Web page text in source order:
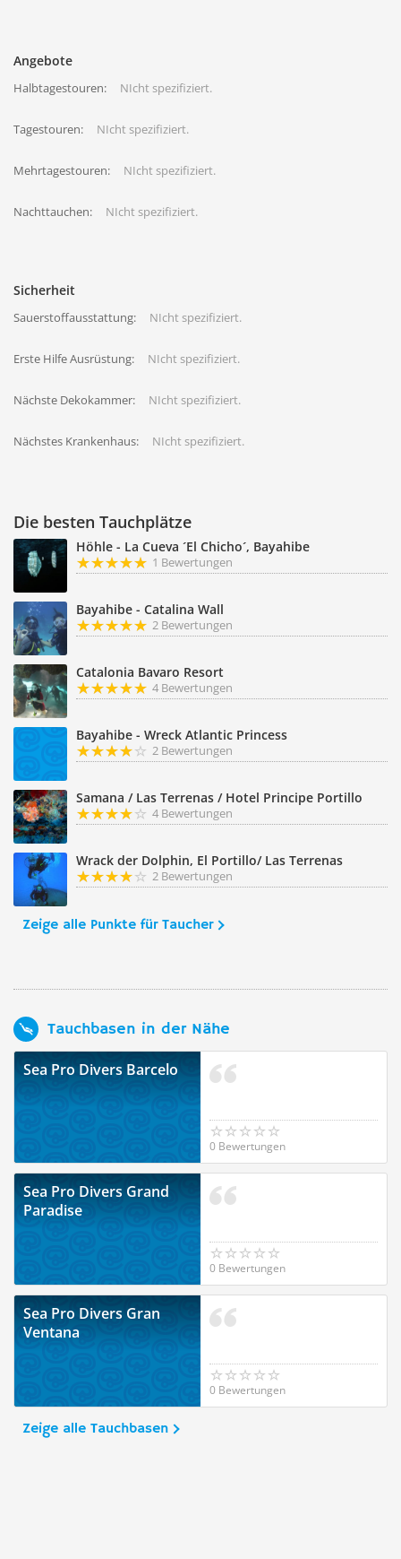
Angebote
Halbtagestouren: NIcht spezifiziert.
Tagestouren: NIcht spezifiziert.
Mehrtagestouren: NIcht spezifiziert.
Nachttauchen: NIcht spezifiziert.
Sicherheit
Sauerstoffausstattung: NIcht spezifiziert.
Erste Hilfe Ausrüstung: NIcht spezifiziert.
Nächste Dekokammer: NIcht spezifiziert.
Nächstes Krankenhaus: NIcht spezifiziert.
Die besten Tauchplätze
Höhle - La Cueva ´El Chicho´, Bayahibe
1 Bewertungen
Bayahibe - Catalina Wall
2 Bewertungen
Catalonia Bavaro Resort
4 Bewertungen
Bayahibe - Wreck Atlantic Princess
2 Bewertungen
Samana / Las Terrenas / Hotel Principe Portillo
4 Bewertungen
Wrack der Dolphin, El Portillo/ Las Terrenas
2 Bewertungen
Zeige alle Punkte für Taucher
Tauchbasen in der Nähe
Sea Pro Divers Barcelo
0 Bewertungen
Sea Pro Divers Grand
Paradise
0 Bewertungen
Sea Pro Divers Gran
Ventana
0 Bewertungen
Zeige alle Tauchbasen